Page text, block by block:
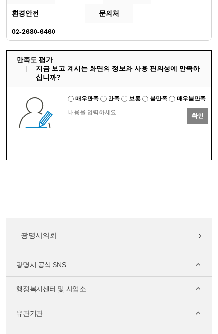
환경안전 문의처
02-2680-6460
만족도 평가
지금 보고 계시는 화면의 정보와 사용 편의성에 만족하
십니까?
매우만족 만족 보통 불만족 매우불만족
확인
광명시의회
광명시 공식 SNS
행정복지센터 및 사업소
유관기관